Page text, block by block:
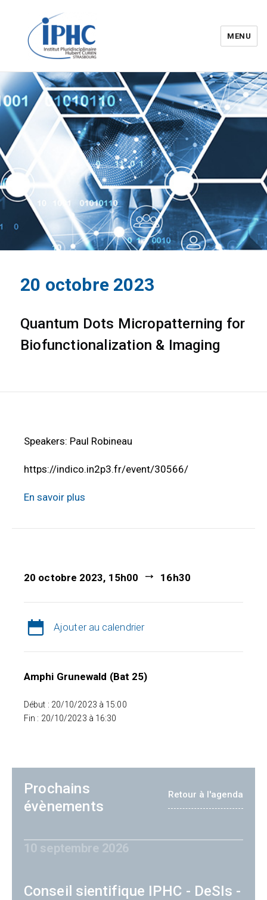
Institut pluridisciplinaire Hubert
Curien – IPHC
MENU
20 octobre 2023
Quantum Dots Micropatterning for
Biofunctionalization & Imaging
Speakers: Paul Robineau
https://indico.in2p3.fr/event/30566/
En savoir plus
20 octobre 2023, 15h00 16h30
Ajouter au calendrier
Amphi Grunewald (Bat 25)
Début : 20/10/2023 à 15:00
Fin : 20/10/2023 à 16:30
Prochains
évènements
Retour à l'agenda
10 septembre 2026
Conseil sientifique IPHC - DeSIs -